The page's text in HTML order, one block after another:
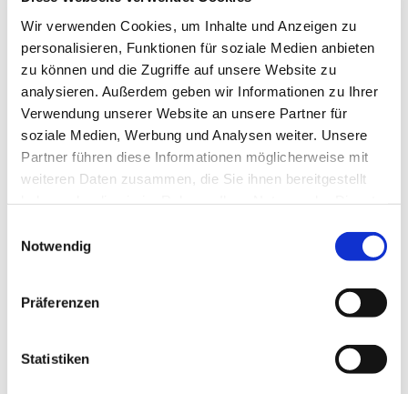
Wir verwenden Cookies, um Inhalte und Anzeigen zu
personalisieren, Funktionen für soziale Medien anbieten
zu können und die Zugriffe auf unsere Website zu
analysieren. Außerdem geben wir Informationen zu Ihrer
Verwendung unserer Website an unsere Partner für
soziale Medien, Werbung und Analysen weiter. Unsere
Partner führen diese Informationen möglicherweise mit
weiteren Daten zusammen, die Sie ihnen bereitgestellt
Notwendig
Präferenzen
Statistiken
Dies könnte Sie auch